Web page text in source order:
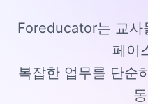
Foreducator는 교사
페이
복잡한 업무를 단순